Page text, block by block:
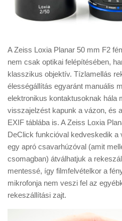
A Zeiss Loxia Planar 50 mm F2
nem csak optikai felépítésében,
klasszikus objektív. Tízlamellás
élességállítás egyaránt manuális
elektronikus kontaktusoknak hála
visszajelzést kapunk a vázon, és
EXIF táblába is. A Zeiss Loxia
DeClick funkcióval kedveskedik a
egy apró csavarhúzóval (amit
csomagban) átválhatjuk a
mentessé, így filmfelvételkor a
mikrofonja nem veszi fel az
rekeszállítási zajt.